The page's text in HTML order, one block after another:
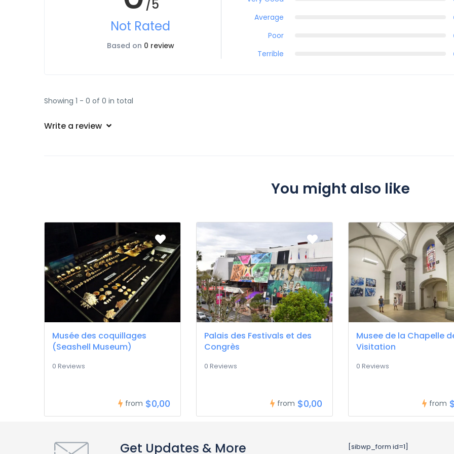
/5
Not Rated
Based on 0 review
Average
Poor
Terrible
Showing 1 - 0 of 0 in total
Write a review
You might also like
Musée des coquillages
(Seashell Museum)
0 Reviews
from $0,00
Palais des Festivals et des
Congrès
0 Reviews
from $0,00
Musee de la Chapelle
Visitation
0 Reviews
from
Get Updates & More [sibwp_form id=1]